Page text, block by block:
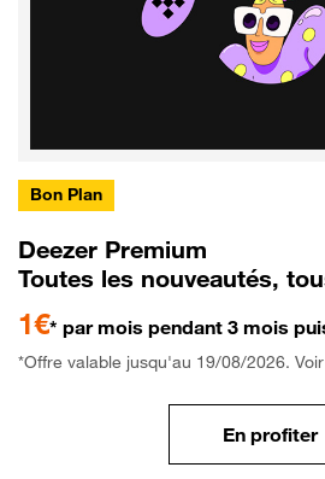
Bon Plan
Deezer Premium
Toutes les nouveautés,
1€* par mois pendant 3 mois
*Offre valable jusqu'au 19/08/2026.
En profiter